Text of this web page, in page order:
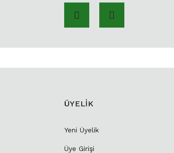
ÜYELİK
Yeni Üyelik
Üye Girişi